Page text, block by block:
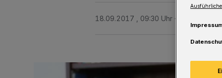
18.09.2017 , 09:30 Uhr